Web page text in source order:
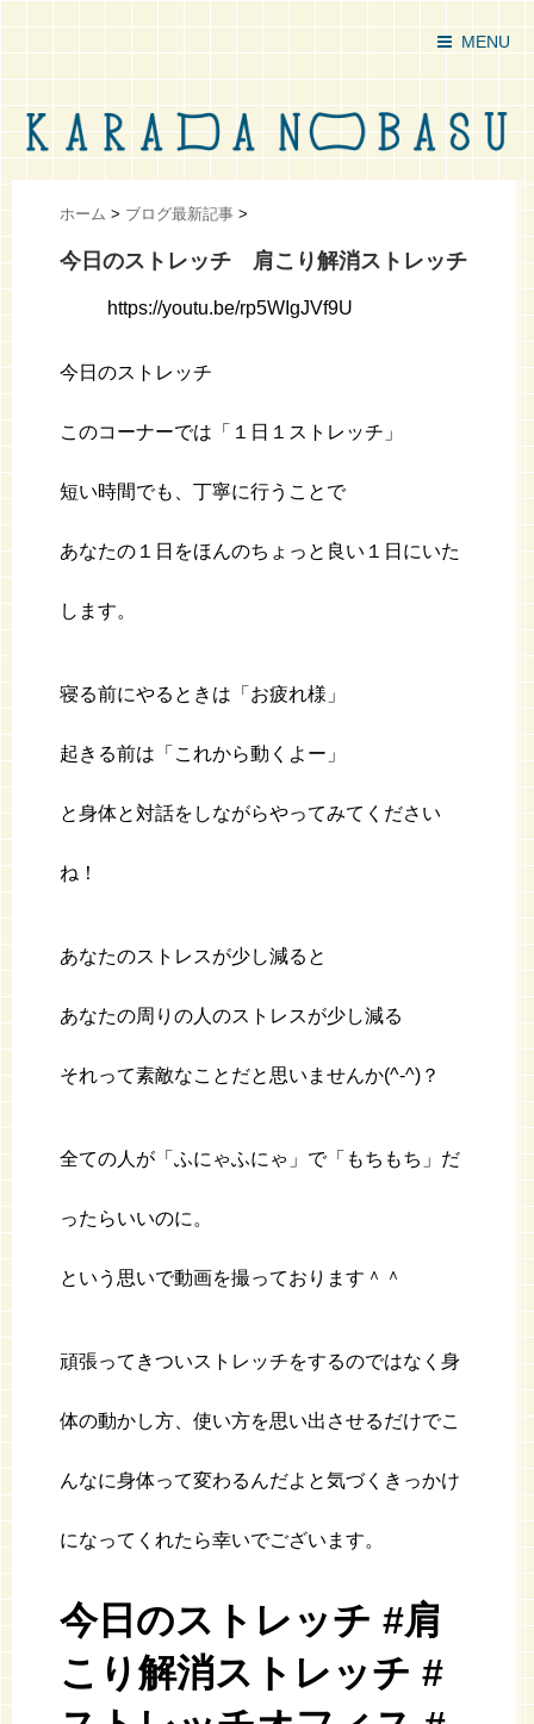
MENU
ホーム > ブログ最新記事 >
今日のストレッチ 肩こり解消ストレッチ
https://youtu.be/rp5WIgJVf9U
今日のストレッチ
このコーナーでは「１日１ストレッチ」
短い時間でも、丁寧に行うことで
あなたの１日をほんのちょっと良い１日にいた
します。
寝る前にやるときは「お疲れ様」
起きる前は「これから動くよー」
と身体と対話をしながらやってみてください
ね！
あなたのストレスが少し減ると
あなたの周りの人のストレスが少し減る
それって素敵なことだと思いませんか(^-^)？
全ての人が「ふにゃふにゃ」で「もちもち」だ
ったらいいのに。
という思いで動画を撮っております＾＾
頑張ってきついストレッチをするのではなく身
体の動かし方、使い方を思い出させるだけでこ
んなに身体って変わるんだよと気づくきっかけ
になってくれたら幸いでございます。
今日のストレッチ #肩
こり解消ストレッチ #